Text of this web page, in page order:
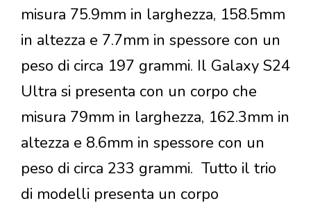
misura 75.9mm in larghezza, 158.5mm
in altezza e 7.7mm in spessore con un
peso di circa 197 grammi. Il Galaxy S24
Ultra si presenta con un corpo che
misura 79mm in larghezza, 162.3mm in
altezza e 8.6mm in spessore con un
peso di circa 233 grammi. Tutto il trio
di modelli presenta un corpo